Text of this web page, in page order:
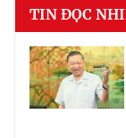
TIN ĐỌC